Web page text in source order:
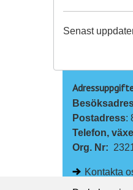
Senast
Postadress:
Telefon,
Org. Nr:
Kontakta